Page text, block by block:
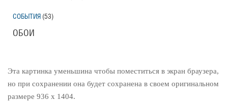
Эта картинка уменьшина чтобы поместиться в экран браузера,
но при сохранении она будет сохранена в своем оригинальном
размере 936 x 1404.
СОБЫТИЯ (53)
ОБОИ